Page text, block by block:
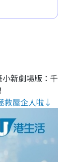
小新劇場版：千
救屋企人啦↓